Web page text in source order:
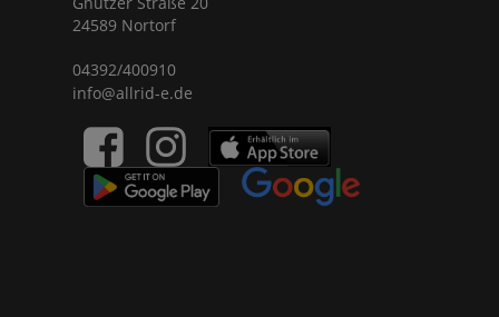
24589 Nortorf
04392/400910
info@allrid-e.de